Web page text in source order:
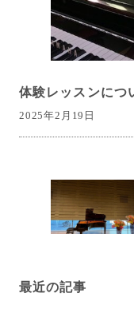
体験レッスンにつ
2025年2月19日
最近の記事